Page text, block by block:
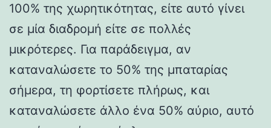
100% της χωρητικότητας, είτε αυτό γίνει
σε μία διαδρομή είτε σε πολλές
μικρότερες. Για παράδειγμα, αν
καταναλώσετε το 50% της μπαταρίας
σήμερα, τη φορτίσετε πλήρως, και
καταναλώσετε άλλο ένα 50% αύριο, αυτό